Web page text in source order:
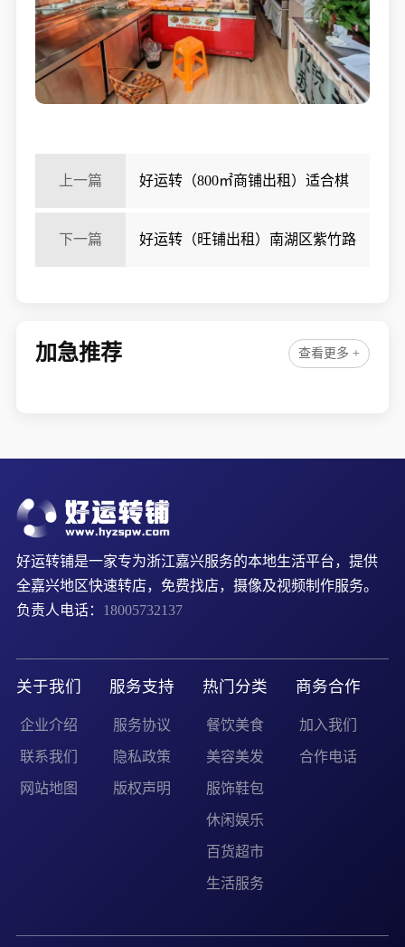
上一篇 好运转（800㎡商铺出租）适合棋
牌、足浴店、台球厅、电竞网咖、培训机构，等
下一篇 好运转（旺铺出租）南湖区紫竹路
加急推荐 查看更多 +
好运转铺是一家专为浙江嘉兴服务的本地生活平台，提供
全嘉兴地区快速转店，免费找店，摄像及视频制作服务。
负责人电话： 18005732137
关于我们
企业介绍
联系我们
网站地图
服务支持
服务协议
隐私政策
版权声明
热门分类
餐饮美食
美容美发
服饰鞋包
休闲娱乐
百货超市
生活服务
商务合作
加入我们
合作电话